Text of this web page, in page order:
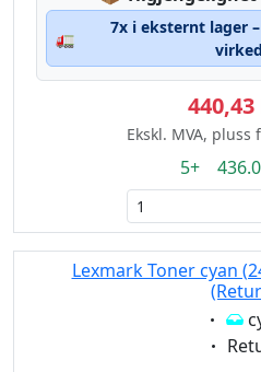
🚛
7x i eksternt lager
440,43
Ekskl. MVA,
5+
Lexmark Toner cyan